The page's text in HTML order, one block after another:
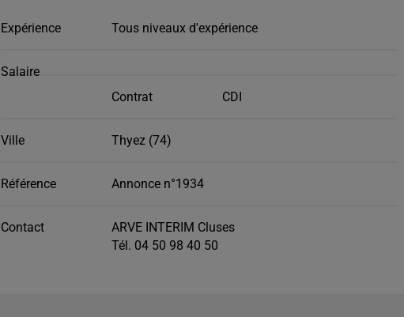
Expérience Tous niveaux d'expérience
Salaire
Contrat
CDI
Ville Thyez (74)
Référence Annonce n°1934
Contact
ARVE INTERIM Cluses
Tél. 04 50 98 40 50